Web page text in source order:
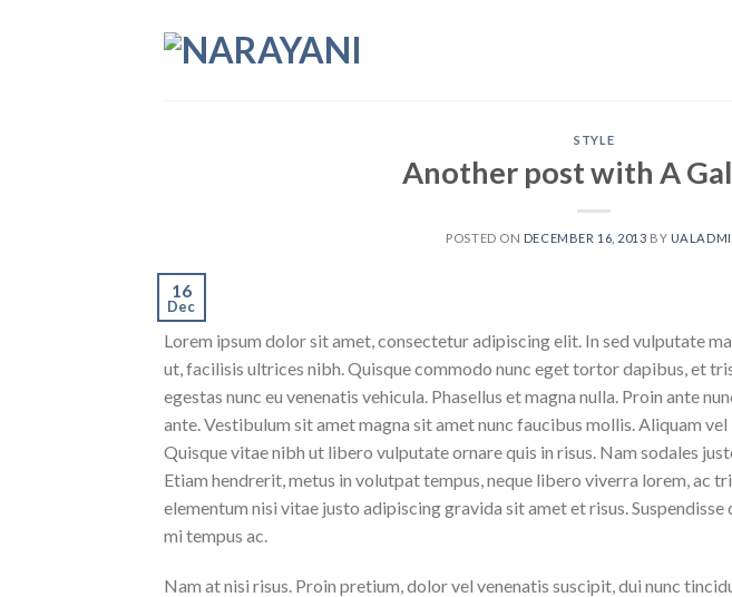
STYLE
Another post with A
POSTED ON DECEMBER 16, 2013 BY
16
Dec
Lorem ipsum dolor sit amet, consectetur adipiscing elit. In sed vulputate
ut, facilisis ultrices nibh. Quisque commodo nunc eget tortor dapibus, et
egestas nunc eu venenatis vehicula. Phasellus et magna nulla. Proin ante
ante. Vestibulum sit amet magna sit amet nunc faucibus mollis. Aliquam
Quisque vitae nibh ut libero vulputate ornare quis in risus. Nam sodales
Etiam hendrerit, metus in volutpat tempus, neque libero viverra lorem, ac
elementum nisi vitae justo adipiscing gravida sit amet et risus.
mi tempus ac.
Nam at nisi risus. Proin pretium, dolor vel venenatis suscipit, dui nunc